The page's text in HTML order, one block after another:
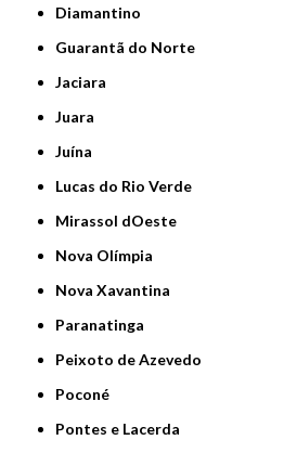
Diamantino
Guarantã do Norte
Jaciara
Juara
Juína
Lucas do Rio Verde
Mirassol dOeste
Nova Olímpia
Nova Xavantina
Paranatinga
Peixoto de Azevedo
Poconé
Pontes e Lacerda